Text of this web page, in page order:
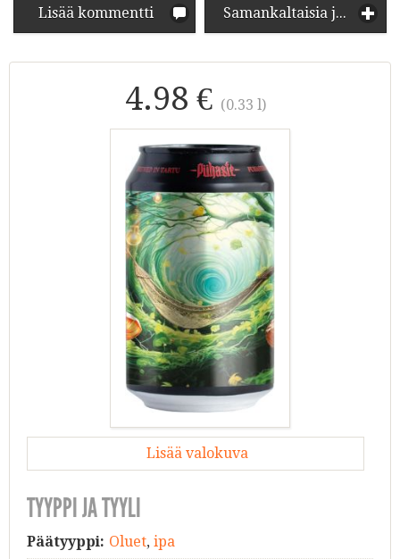
Lisää kommentti Samankaltaisia juomia
4.98 € (0.33 l)
Lisää valokuva
TYYPPI JA TYYLI
Päätyyppi: Oluet, ipa